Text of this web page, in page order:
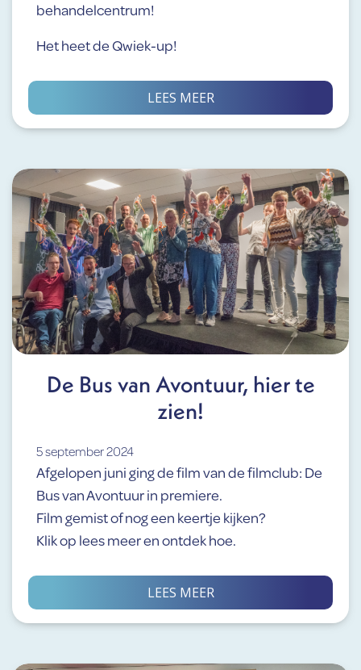
behandelcentrum!
Het heet de Qwiek-up!
LEES MEER
De Bus van Avontuur, hier te
zien!
5 september 2024
Afgelopen juni ging de film van de filmclub: De
Bus van Avontuur in premiere.
Film gemist of nog een keertje kijken?
Klik op lees meer en ontdek hoe.
LEES MEER